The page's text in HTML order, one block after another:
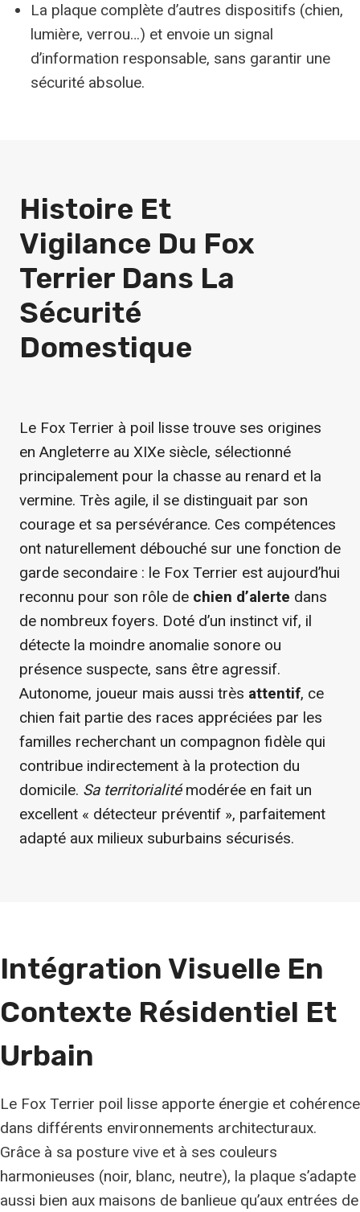
La plaque complète d’autres dispositifs (chien,
lumière, verrou…) et envoie un signal
d’information responsable, sans garantir une
sécurité absolue.
Histoire Et
Vigilance Du Fox
Terrier Dans La
Sécurité
Domestique
Le Fox Terrier à poil lisse trouve ses origines
en Angleterre au XIXe siècle, sélectionné
principalement pour la chasse au renard et la
vermine. Très agile, il se distinguait par son
courage et sa persévérance. Ces compétences
ont naturellement débouché sur une fonction de
garde secondaire : le Fox Terrier est aujourd’hui
reconnu pour son rôle de chien d’alerte dans
de nombreux foyers. Doté d’un instinct vif, il
détecte la moindre anomalie sonore ou
présence suspecte, sans être agressif.
Autonome, joueur mais aussi très attentif, ce
chien fait partie des races appréciées par les
familles recherchant un compagnon fidèle qui
contribue indirectement à la protection du
domicile. Sa territorialitémodérée en fait un
excellent « détecteur préventif », parfaitement
adapté aux milieux suburbains sécurisés.
Intégration Visuelle En
Contexte Résidentiel Et
Urbain
Le Fox Terrier poil lisse apporte énergie et cohérence
dans différents environnements architecturaux.
Grâce à sa posture vive et à ses couleurs
harmonieuses (noir, blanc, neutre), la plaque s’adapte
aussi bien aux maisons de banlieue qu’aux entrées de